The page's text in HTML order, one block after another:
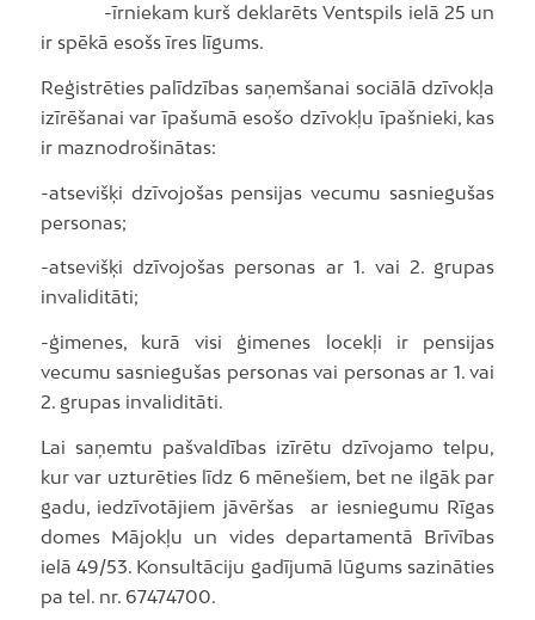
-īrniekam kurš deklarēts Ventspils ielā 25 un
ir spēkā esošs īres līgums.
Reģistrēties palīdzības saņemšanai sociālā dzīvokļa
izīrēšanai var īpašumā esošo dzīvokļu īpašnieki, kas
ir maznodrošinātas:
-atsevišķi dzīvojošas pensijas vecumu sasniegušas
personas;
-atsevišķi dzīvojošas personas ar 1. vai 2. grupas
invaliditāti;
-ģimenes, kurā visi ģimenes locekļi ir pensijas
vecumu sasniegušas personas vai personas ar 1. vai
2. grupas invaliditāti.
Lai saņemtu pašvaldības izīrētu dzīvojamo telpu,
kur var uzturēties līdz 6 mēnešiem, bet ne ilgāk par
gadu, iedzīvotājiem jāvēršas ar iesniegumu Rīgas
domes Mājokļu un vides departamentā Brīvības
ielā 49/53. Konsultāciju gadījumā lūgums sazināties
pa tel. nr. 67474700.